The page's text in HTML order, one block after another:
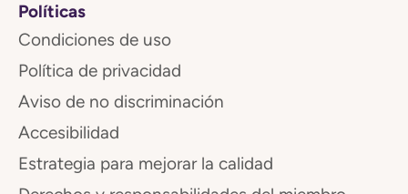
Políticas
Condiciones de uso
Política de privacidad
Aviso de no discriminación
Accesibilidad
Estrategia para mejorar la calidad